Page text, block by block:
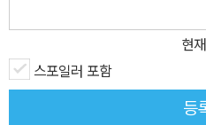
현재
스포일러 포함
등